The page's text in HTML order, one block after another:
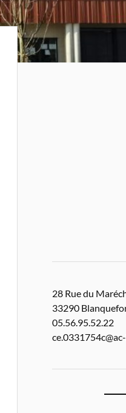
28 Rue du
33290
05.56.95.52.22